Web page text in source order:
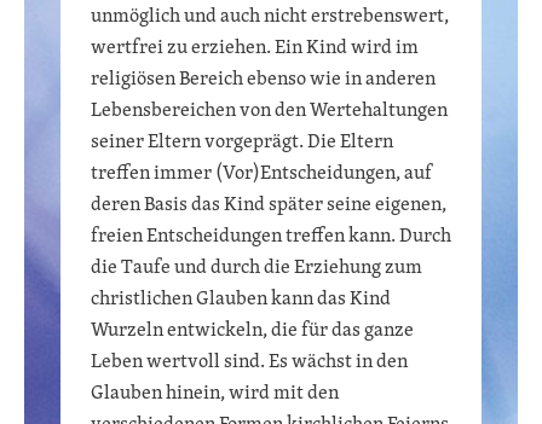
unmöglich und auch nicht erstrebenswert,
wertfrei zu erziehen. Ein Kind wird im
religiösen Bereich ebenso wie in anderen
Lebensbereichen von den Wertehaltungen
seiner Eltern vorgeprägt. Die Eltern
treffen immer (Vor)Entscheidungen, auf
deren Basis das Kind später seine eigenen,
freien Entscheidungen treffen kann. Durch
die Taufe und durch die Erziehung zum
christlichen Glauben kann das Kind
Wurzeln entwickeln, die für das ganze
Leben wertvoll sind. Es wächst in den
Glauben hinein, wird mit den